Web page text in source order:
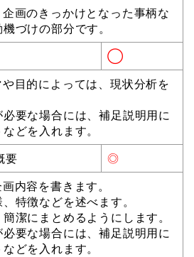
画のきっかけとなった事柄な
づけの部分です。
◯
目的によっては、現状分析を
要な場合には、補足説明用に
どを入れます。
要
◎
内容を書きます。
特徴などを述べます。
潔にまとめるようにします。
要な場合には、補足説明用に
どを入れます。